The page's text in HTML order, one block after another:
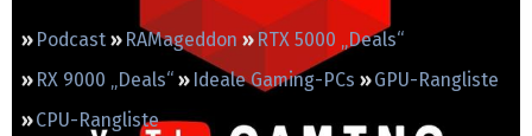
Podcast RAMageddon
RTX 5000 „Deals“
RX 9000 „Deals“
Ideale Gaming-PCs
GPU-Rangliste
CPU-Rangliste